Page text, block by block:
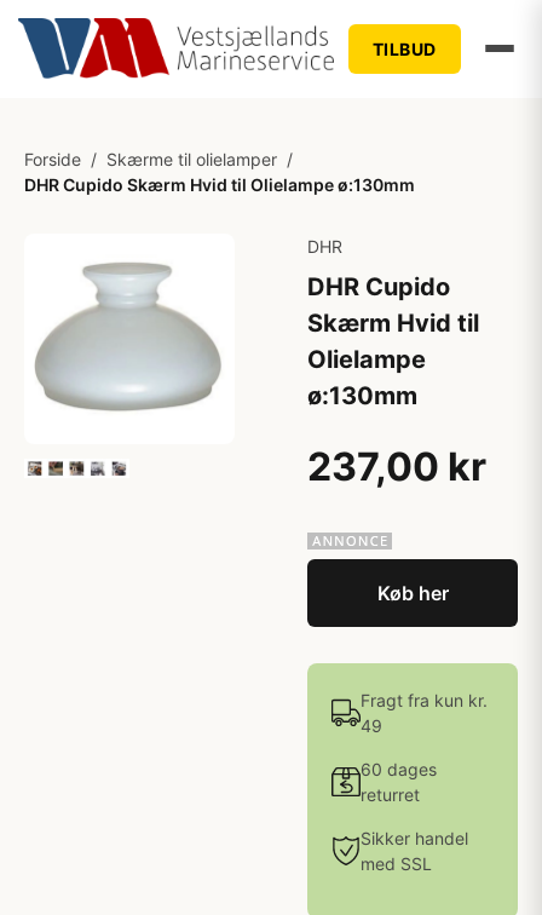
TILBUD
Forside / Skærme til olielamper /
DHR Cupido Skærm Hvid til Olielampe ø:130mm
DHR
DHR Cupido
Skærm Hvid til
Olielampe
ø:130mm
237,00 kr
Køb her
Fragt fra kun kr.
49
60 dages
returret
Sikker handel
med SSL